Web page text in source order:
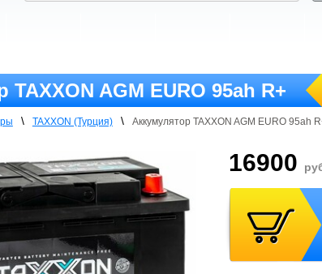
TAXXON AGM EURO 95ah R+
\ TAXXON (Турция) \ Аккумулятор TAXXON AGM EURO 95ah
16900